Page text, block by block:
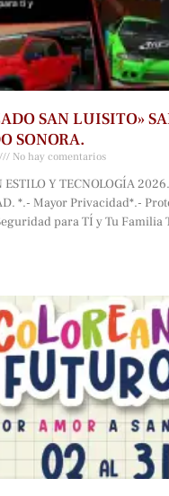
SAN LUISITO»
SONORA.
No hay comentarios
ESTILO Y TECNOLOGÍA
*.- Mayor Privacidad*.-
para TÍ y Tu Familia